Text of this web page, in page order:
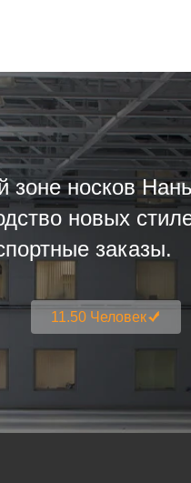
носков
новых
заказы.
11.50 Человек